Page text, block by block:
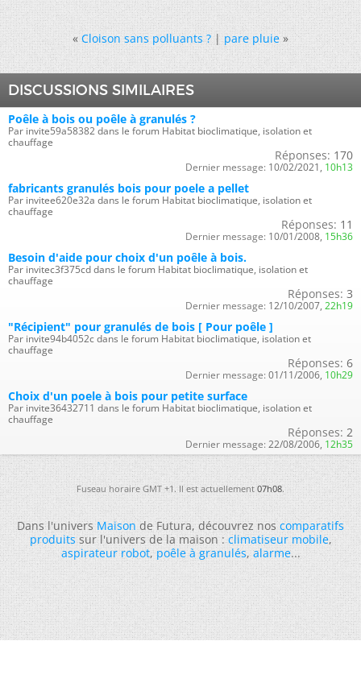
« Cloison sans polluants ?|pare pluie »
DISCUSSIONS SIMILAIRES
Poêle à bois ou poêle à granulés ?
Par invite59a58382 dans le forum Habitat bioclimatique, isolation et
chauffage
Réponses: 170
Dernier message: 10/02/2021, 10h13
fabricants granulés bois pour poele a pellet
Par invitee620e32a dans le forum Habitat bioclimatique, isolation et
chauffage
Réponses: 11
Dernier message: 10/01/2008, 15h36
Besoin d'aide pour choix d'un poêle à bois.
Par invitec3f375cd dans le forum Habitat bioclimatique, isolation et
chauffage
Réponses: 3
Dernier message: 12/10/2007, 22h19
"Récipient" pour granulés de bois [ Pour poêle ]
Par invite94b4052c dans le forum Habitat bioclimatique, isolation et
chauffage
Réponses: 6
Dernier message: 01/11/2006, 10h29
Choix d'un poele à bois pour petite surface
Par invite36432711 dans le forum Habitat bioclimatique, isolation et
chauffage
Réponses: 2
Dernier message: 22/08/2006, 12h35
Fuseau horaire GMT +1. Il est actuellement07h08.
Dans l'universMaisonde Futura, découvrez noscomparatifs
produitssur l'univers de la maison :climatiseur mobile,
aspirateur robot,poêle à granulés,alarme...